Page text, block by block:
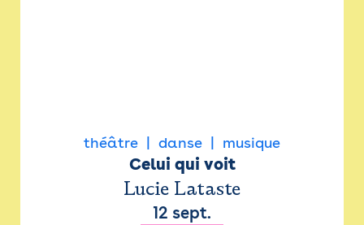
théâtre danse musique
Celui qui voit
Lucie Lataste
12 sept.